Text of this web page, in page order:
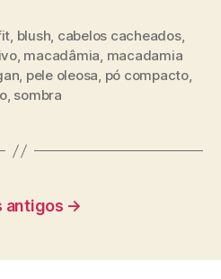
, blush, cabelos cacheados,
, macadâmia, macadamia
, pele oleosa, pó compacto,
, sombra
antigos →